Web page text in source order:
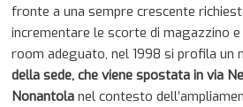
fronte a una sempre crescente
incrementare le scorte di magazzino
room adeguato, nel 1998 si profila un
della sede, che viene spostata in via
Nonantola nel contesto